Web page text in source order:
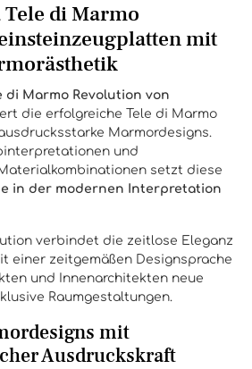
di Marmo
mit
di Marmo Revolution von
die erfolgreiche Tele di Marmo
Marmordesigns.
und
setzt diese
in der modernen Interpretation
verbindet die zeitlose Eleganz
einer zeitgemäßen Designsprache
und Innenarchitekten neue
Raumgestaltungen.
mit
Ausdruckskraft